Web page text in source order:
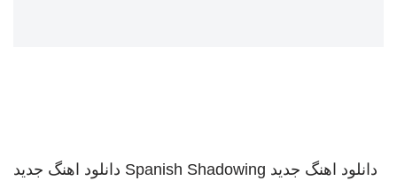
دانلود اهنگ جدید Spanish Shadowing دانلود اهنگ جدید